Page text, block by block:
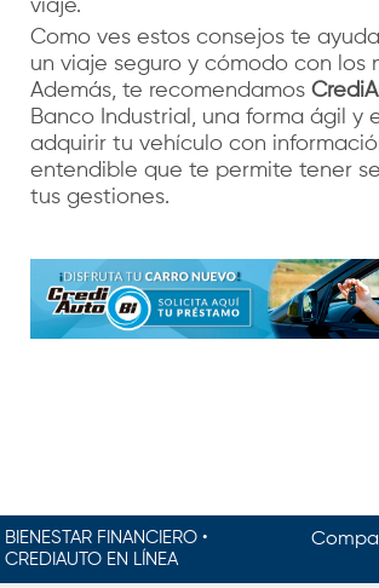
viaje.
Como ves estos consejos te
un viaje seguro y cómodo con los
Además, te recomendamos
Banco Industrial, una forma ágil y
adquirir tu vehículo con
entendible que te permite tener
tus gestiones.
BIENESTAR FINANCIERO •
CREDIAUTO EN LÍNEA